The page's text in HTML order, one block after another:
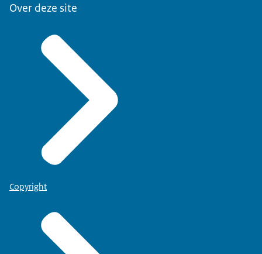
Over deze site
Copyright